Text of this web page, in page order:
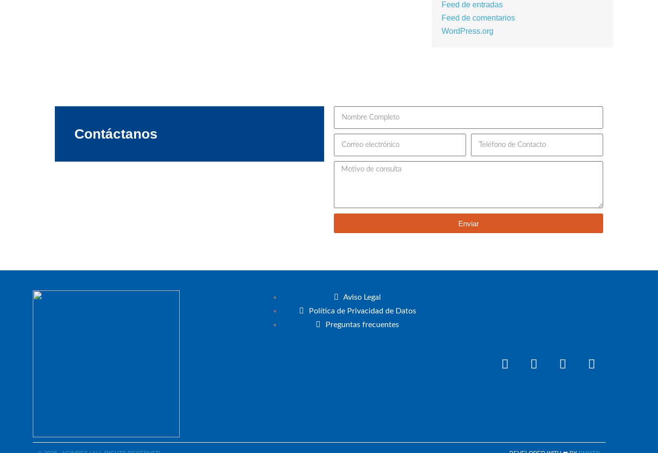
Feed de entradas
Feed de comentarios
WordPress.org
Contáctanos
Enviar
Aviso Legal
Política de Privacidad de Datos
Preguntas frecuentes